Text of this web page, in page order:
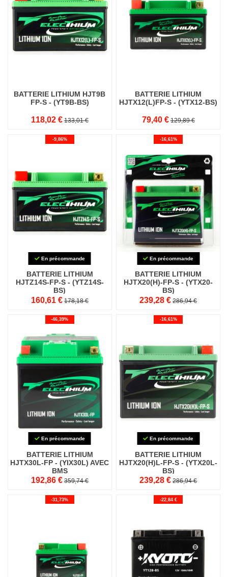
BATTERIE LITHIUM HJT9B
FP-S - (YT9B-BS)
118,02 € 133,01 €
BATTERIE LITHIUM
HJTX12(L)FP-S - (YTX12-BS)
79,40 € 129,89 €
-9,86%
En précommande
BATTERIE LITHIUM
HJTZ14S-FP-S - (YTZ14S-
BS)
160,61 € 178,18 €
-16,61%
En précommande
BATTERIE LITHIUM
HJTX20(H)-FP-S - (YTX20-
BS)
239,28 € 286,94 €
-46,39%
En précommande
BATTERIE LITHIUM
HJTX30L-FP - (YIX30L) AVEC
BMS
192,86 € 359,74 €
-16,61%
En précommande
BATTERIE LITHIUM
HJTX20(H)L-FP-S - (YTX20L-
BS)
239,28 € 286,94 €
-31,73% -22,84 €